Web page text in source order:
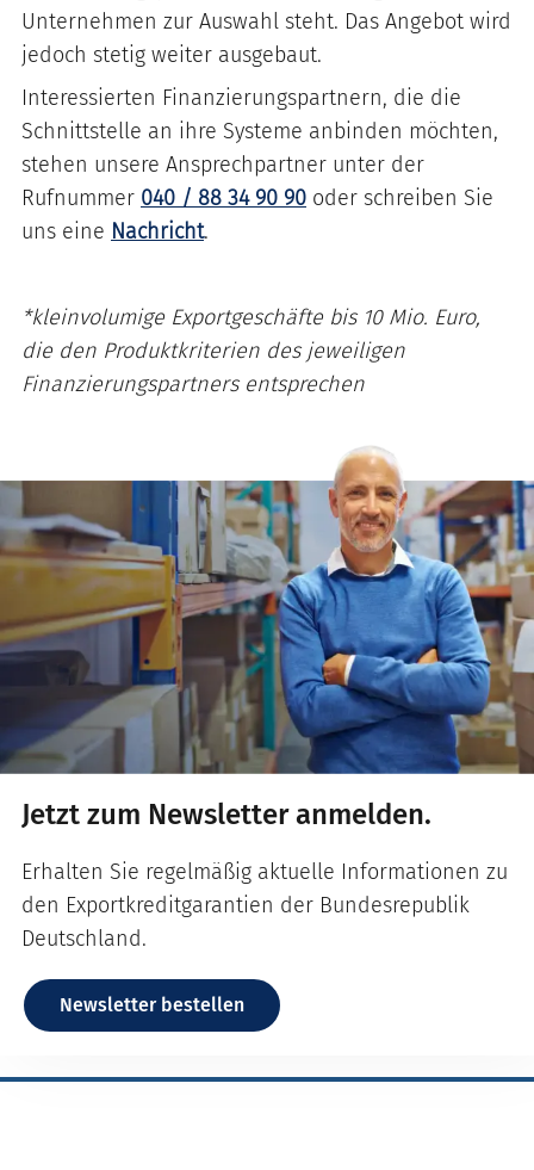
Unternehmen zur Auswahl steht. Das Angebot wird
jedoch stetig weiter ausgebaut.
Interessierten Finanzierungspartnern, die die
Schnittstelle an ihre Systeme anbinden möchten,
stehen unsere Ansprechpartner unter der
Rufnummer 040 / 88 34 90 90 oder schreiben Sie
uns eine Nachricht.
*kleinvolumige Exportgeschäfte bis 10 Mio. Euro,
die den Produktkriterien des jeweiligen
Finanzierungspartners entsprechen
Jetzt zum Newsletter anmelden.
Erhalten Sie regelmäßig aktuelle Informationen zu
den Exportkreditgarantien der Bundesrepublik
Deutschland.
Newsletter bestellen